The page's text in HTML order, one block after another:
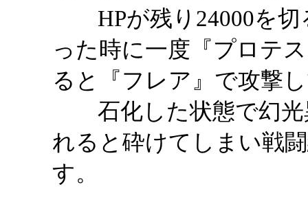
HPが残り24000を切
った時に一度『プロテ
ると『フレア』で攻撃
石化した状態で幻光
れると砕けてしまい戦
す。